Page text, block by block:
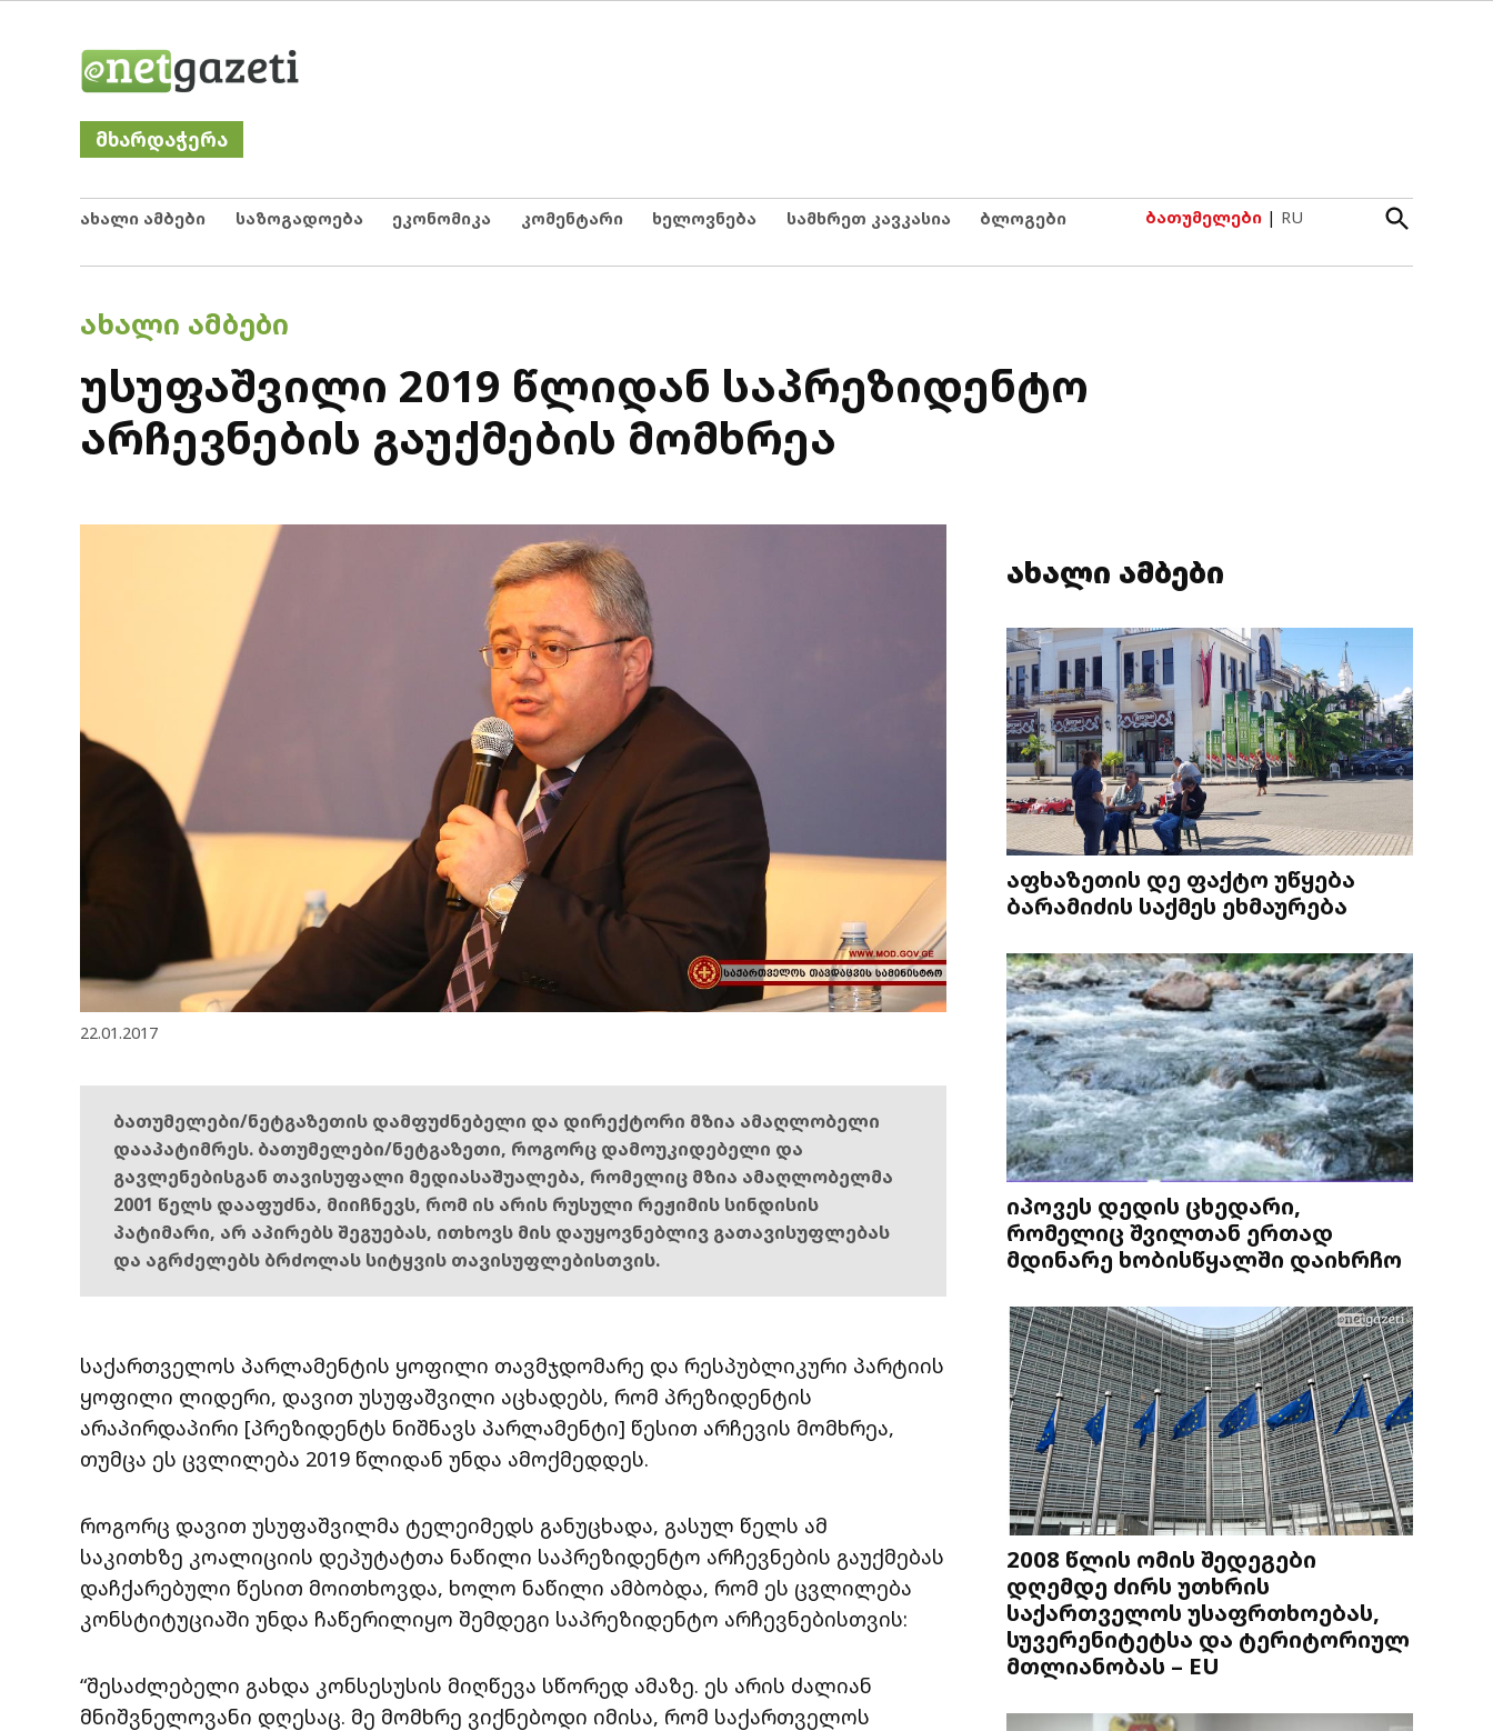
მხარდაჭერა
ახალი ამბები საზოგადოება ეკონომიკა კომენტარი ხელოვნება სამხრეთ კავკასია ბლოგები ბათუმელები | RU
Open
Search
POSTED
ᲐᲮᲐᲚᲘ ᲐᲛᲑᲔᲑᲘ
უსუფაშვილი 2019 წლიდან საპრეზიდენტო
არჩევნების გაუქმების მომხრეა
22.01.2017
ბათუმელები/ნეტგაზეთის დამფუძნებელი და დირექტორი მზია ამაღლობელი
დააპატიმრეს. ბათუმელები/ნეტგაზეთი, როგორც დამოუკიდებელი და
გავლენებისგან თავისუფალი მედიასაშუალება, რომელიც მზია ამაღლობელმა
2001 წელს დააფუძნა, მიიჩნევს, რომ ის არის რუსული რეჟიმის სინდისის
პატიმარი, არ აპირებს შეგუებას, ითხოვს მის დაუყოვნებლივ გათავისუფლებას
და აგრძელებს ბრძოლას სიტყვის თავისუფლებისთვის.
საქართველოს პარლამენტის ყოფილი თავმჯდომარე და რესპუბლიკური პარტიის
ყოფილი ლიდერი, დავით უსუფაშვილი აცხადებს, რომ პრეზიდენტის
არაპირდაპირი [პრეზიდენტს ნიშნავს პარლამენტი] წესით არჩევის მომხრეა,
თუმცა ეს ცვლილება 2019 წლიდან უნდა ამოქმედდეს.
როგორც დავით უსუფაშვილმა ტელეიმედს განუცხადა, გასულ წელს ამ
საკითხზე კოალიციის დეპუტატთა ნაწილი საპრეზიდენტო არჩევნების გაუქმებას
დაჩქარებული წესით მოითხოვდა, ხოლო ნაწილი ამბობდა, რომ ეს ცვლილება
კონსტიტუციაში უნდა ჩაწერილიყო შემდეგი საპრეზიდენტო არჩევნებისთვის:
“შესაძლებელი გახდა კონსესუსის მიღწევა სწორედ ამაზე. ეს არის ძალიან
მნიშვნელოვანი დღესაც. მე მომხრე ვიქნებოდი იმისა, რომ საქართველოს
ახალი ამბები
აფხაზეთის დე ფაქტო უწყება
ბარამიძის საქმეს ეხმაურება
იპოვეს დედის ცხედარი,
რომელიც შვილთან ერთად
მდინარე ხობისწყალში დაიხრჩო
2008 წლის ომის შედეგები
დღემდე ძირს უთხრის
საქართველოს უსაფრთხოებას,
სუვერენიტეტსა და ტერიტორიულ
მთლიანობას – EU